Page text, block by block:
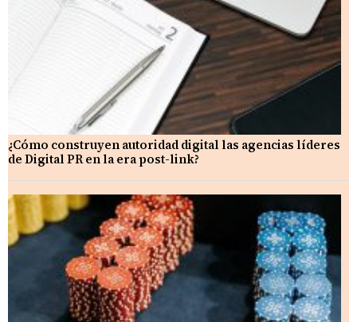
¿Cómo construyen autoridad digital las agencias líderes
de Digital PR en la era post-link?